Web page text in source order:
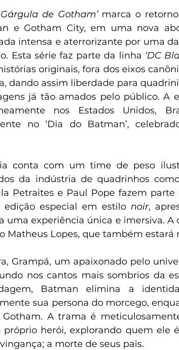
de Gotham’ marca o
e Gotham City, em uma nova
intensa e aterrorizante por uma
Esta série faz parte da linha ‘DC
originais, fora dos eixos
dando assim liberdade para
já tão amados pelo público. A
nos Estados Unidos,
no ‘Dia do Batman’,
conta com um time de peso
da indústria de quadrinhos
Petraites e Paul Pope fazem parte
edição especial em estilo noir,
uma experiência única e imersiva. A
Matheus Lopes, que também estará
Grampá, um apaixonado pelo
nos cantos mais sombrios da
Batman elimina a
sua persona do morcego,
A trama é
herói, explorando quem ele
a morte de seus pais.